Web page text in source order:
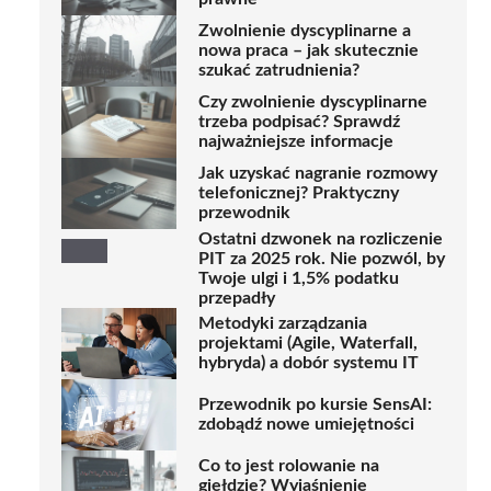
Zwolnienie dyscyplinarne a
nowa praca – jak skutecznie
szukać zatrudnienia?
Czy zwolnienie dyscyplinarne
trzeba podpisać? Sprawdź
najważniejsze informacje
Jak uzyskać nagranie rozmowy
telefonicznej? Praktyczny
przewodnik
Ostatni dzwonek na rozliczenie
PIT za 2025 rok. Nie pozwól, by
Twoje ulgi i 1,5% podatku
przepadły
Metodyki zarządzania
projektami (Agile, Waterfall,
hybryda) a dobór systemu IT
Przewodnik po kursie SensAI:
zdobądź nowe umiejętności
Co to jest rolowanie na
giełdzie? Wyjaśnienie